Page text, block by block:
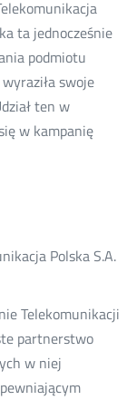
ta jednocześnie
podmiotu
swoje
ten w
w kampanię
Polska S.A.
Telekomunikacji
partnerstwo
w niej